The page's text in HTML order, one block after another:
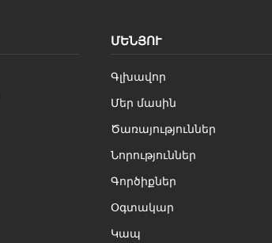
ՄԵՆՅՈՒ
Գլխավոր
Մեր մասին
Ծառայություններ
Նորություններ
Գործիքներ
Օգտակար
Կապ